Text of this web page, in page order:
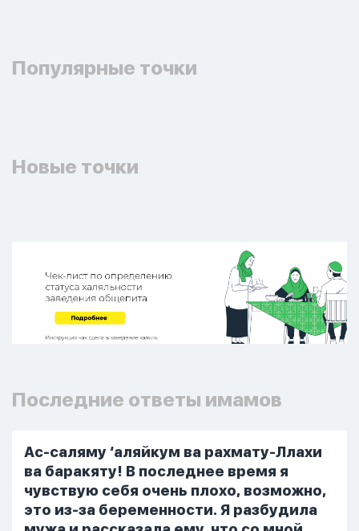
Популярные точки
Новые точки
Последние ответы имамов
Ас-саляму ‘аляйкум ва рахмату-Ллахи
ва баракяту! В последнее время я
чувствую себя очень плохо, возможно,
это из-за беременности. Я разбудила